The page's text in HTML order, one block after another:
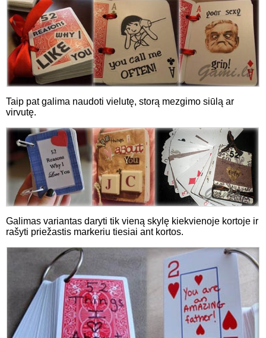
Taip pat galima naudoti vielutę, storą mezgimo siūlą ar
virvutę.
Galimas variantas daryti tik vieną skylę kiekvienoje kortoje ir
rašyti priežastis markeriu tiesiai ant kortos.